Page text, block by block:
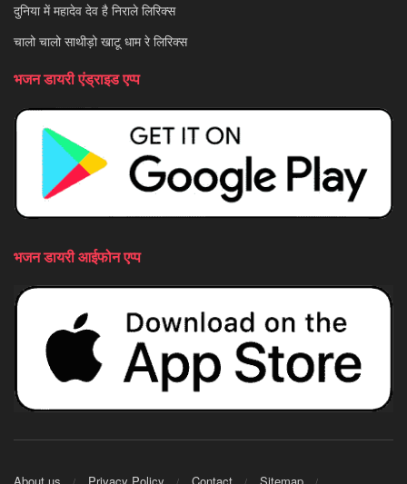
दुनिया में महादेव देव है निराले लिरिक्स
चालो चालो साथीड़ो खाटू धाम रे लिरिक्स
भजन डायरी एंड्राइड एप्प
भजन डायरी आईफोन एप्प